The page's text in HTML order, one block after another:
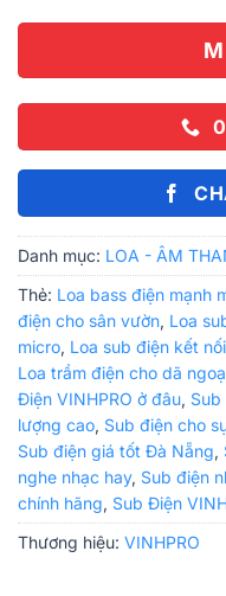
Danh mục: LOA - ÂM
Thẻ: Loa bass điện mạnh
điện cho sân vườn, Loa
micro, Loa sub điện kết
Loa trầm điện cho dã
Điện VINHPRO ở đâu, Sub
lượng cao, Sub điện cho
Sub điện giá tốt Đà Nẵng,
nghe nhạc hay, Sub điện
chính hãng, Sub Điện
Thương hiệu: VINHPRO